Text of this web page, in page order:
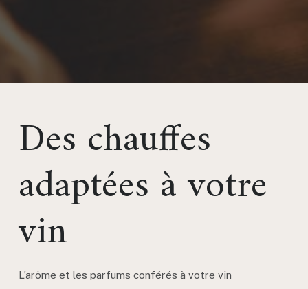
Des chauffes
adaptées à votre
vin
L’arôme et les parfums conférés à votre vin